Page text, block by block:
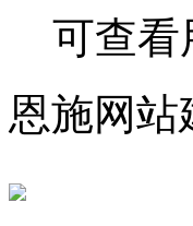
可查看
恩施网站